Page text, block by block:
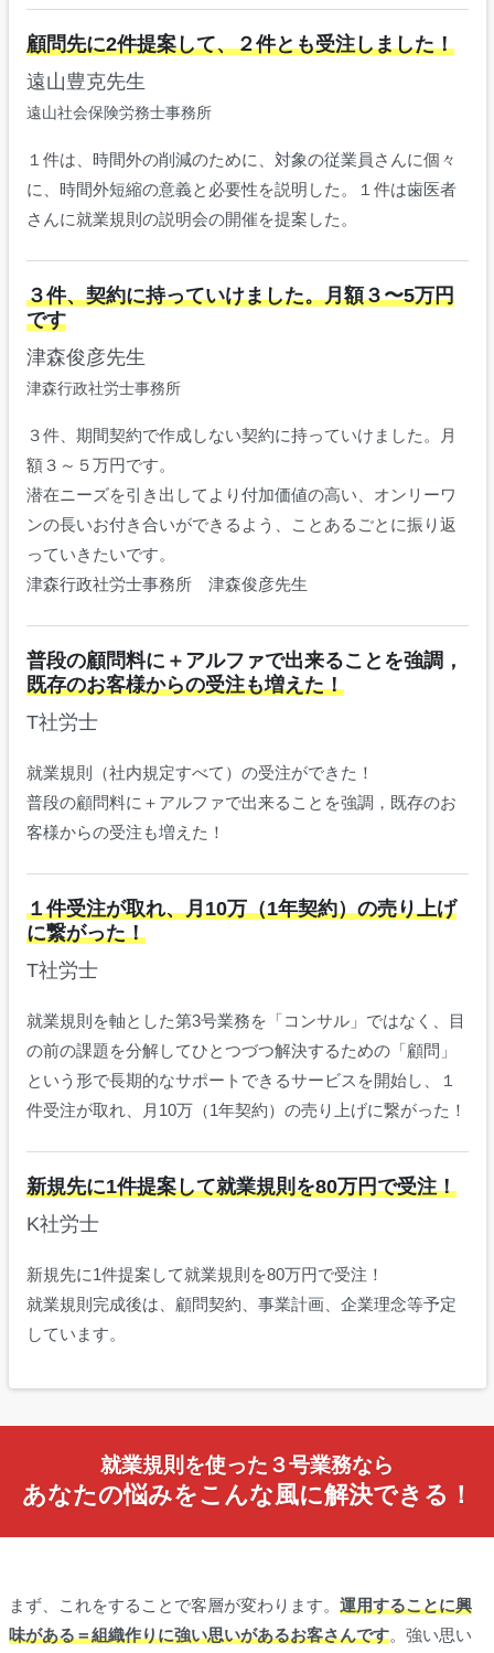
顧問先に2件提案して、２件とも受注しました！
遠山豊克先生
遠山社会保険労務士事務所
１件は、時間外の削減のために、対象の従業員さんに個々
に、時間外短縮の意義と必要性を説明した。１件は歯医者
さんに就業規則の説明会の開催を提案した。
３件、契約に持っていけました。月額３〜5万円
です
津森俊彦先生
津森行政社労士事務所
３件、期間契約で作成しない契約に持っていけました。月
額３～５万円です。
潜在ニーズを引き出してより付加価値の高い、オンリーワ
ンの長いお付き合いができるよう、ことあるごとに振り返
っていきたいです。
津森行政社労士事務所 津森俊彦先生
普段の顧問料に＋アルファで出来ることを強調，
既存のお客様からの受注も増えた！
T社労士
就業規則（社内規定すべて）の受注ができた！
普段の顧問料に＋アルファで出来ることを強調，既存のお
客様からの受注も増えた！
１件受注が取れ、月10万（1年契約）の売り上げ
に繋がった！
T社労士
就業規則を軸とした第3号業務を「コンサル」ではなく、目
の前の課題を分解してひとつづつ解決するための「顧問」
という形で長期的なサポートできるサービスを開始し、１
件受注が取れ、月10万（1年契約）の売り上げに繋がった！
新規先に1件提案して就業規則を80万円で受注！
K社労士
新規先に1件提案して就業規則を80万円で受注！
就業規則完成後は、顧問契約、事業計画、企業理念等予定
しています。
就業規則を使った３号業務なら
あなたの悩みをこんな風に解決できる！
まず、これをすることで客層が変わります。 運用することに興
味がある＝組織作りに強い思いがあるお客さんです。強い思い